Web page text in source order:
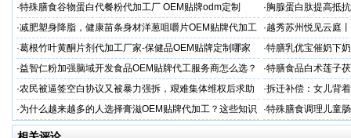
业
·特殊膳食谷物蛋白代餐粉代加工厂 OEM贴牌odm定制 · 胸腺蛋白肽提高抵
服务商
·减肥塑身降脂，健康苗条身材洋葱咀嚼片OEM贴牌代加工
服务商
·越秀苏州悦见云庭
·葛根竹叶黄酮片剂代加工厂家-保健品OEM贴牌定制哪家
专业
·特膳乳优宝催奶下
·益智仁粉加强脑域开发食品OEM贴牌代工服务商怎么选？ ·特膳食品白术莲子
家
·农民被逼签空白协议又被暴力强拆，艰难集体维权后求助
京平拆迁律师终获合理补偿
·拆迁补偿：女儿背
平律师帮老父亲拿回
·为什么越来越多的人选择膏滋OEM贴牌代加工？这些知识
值得收藏
·特殊膳食调理儿童
代加工